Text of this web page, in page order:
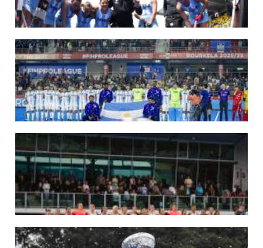
09/07/2026
MUNDIAL 2026: LAS LEONAS CONVOCADAS POR FERNANDO F...
Del 15 al 30 de agosto disputarán el Mundial 2026 en Países Bajos y Bélgica.
LEER MÁS
29/05/2026
LOS LEONES CONVOCADOS PARA LA VENTANA EUROPEA DE P...
En junio, el seleccionado nacional disputará las últimas dos ventanas de Pro
League 2025-26 en Inglaterra y Alemania.
LEER MÁS